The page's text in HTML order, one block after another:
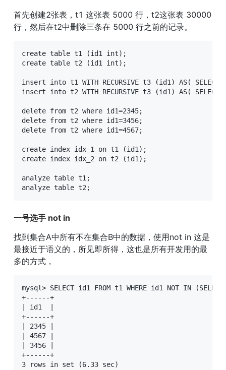
首先创建2张表，t1 这张表 5000 行，t2这张表 30000
行，然后在t2中删除三条在 5000 行之前的记录。
create table t1 (id1 int);
create table t2 (id1 int);
insert into t1 WITH RECURSIVE t3 (id1) AS( SELECT 1
insert into t2 WITH RECURSIVE t3 (id1) AS( SELECT 1
delete from t2 where id1=2345;
delete from t2 where id1=3456;
delete from t2 where id1=4567;
create index idx_1 on t1 (id1);
create index idx_2 on t2 (id1);
analyze table t1;
analyze table t2;
一号选手 not in
找到集合A中所有不在集合B中的数据，使用not in 这是
最接近于语义的，所见即所得，这也是所有开发用的最
多的方式，
mysql> SELECT id1 FROM t1 WHERE id1 NOT IN
+------+
| id1  |
+------+
| 2345 |
| 4567 |
| 3456 |
+------+
3 rows in set (6.33 sec)